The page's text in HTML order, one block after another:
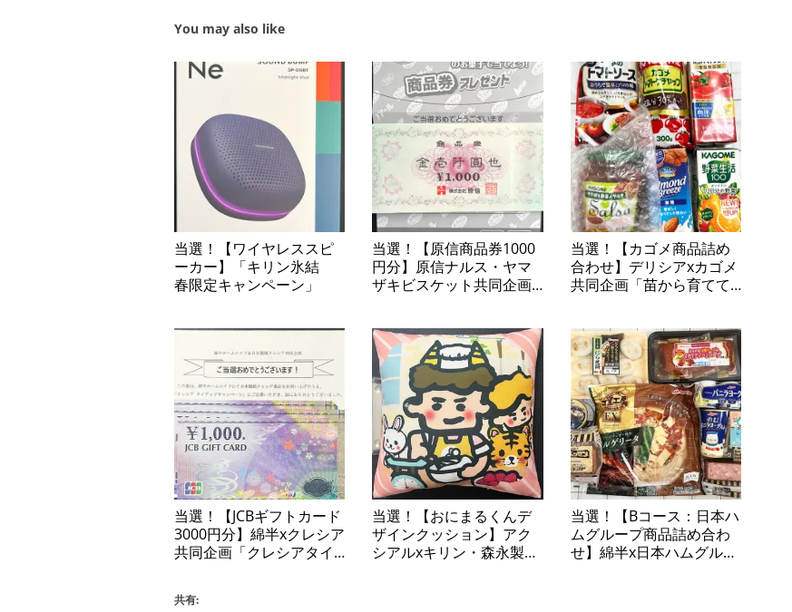
You may also like
当選！【ワイヤレススピ
ーカー】「キリン氷結
春限定キャンペーン」
当選！【原信商品券1000
円分】原信ナルス・ヤマ
ザキビスケット共同企画
券プレゼント」
当選！【カゴメ商品詰め
合わせ】デリシアxカゴメ
共同企画「苗から育てて
ン」
当選！【JCBギフトカード
3000円分】綿半xクレシア
共同企画「クレシアタイ
当選！【おにまるくんデ
ザインクッション】アク
シアルxキリン・森永製菓
当選！【Bコース：日本ハ
ムグループ商品詰め合わ
せ】綿半x日本ハムグルー
共有: